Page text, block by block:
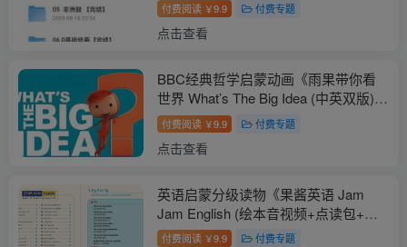
付费阅读 ￥9.9 付费专题
点击查看
BBC经典哲学启蒙动画《雨果带你看
世界 What’s The Big Idea (中英双版)
》
付费阅读 ￥9.9 付费专题
点击查看
英语启蒙分级读物《果酱英语 Jam
Jam English (绘本音视频+点读包+配
套资料) 》
付费阅读 ￥9.9 付费专题